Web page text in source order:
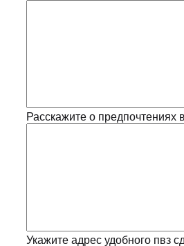
Расскажите о предпочтениях
Укажите адрес удобного пвз